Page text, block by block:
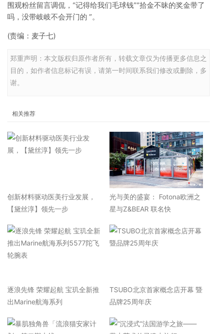
围观粉丝留言调侃，“记得给我们毛球钱”“拾金不昧的奖金带了
吗，没带岐岐不会开门的 ”。
(责编：麦子七)
郑重声明：本文版权归原作者所有，转载文章仅为传播更多信息之
目的，如作者信息标记有误，请第一时间联系我们修改或删除，多
谢。
相关推荐
​创新材料驱动医美行业发展，
【黛丝淳】领先一步
光与美的盛宴： Fotona欧洲之
星与Z&BEAR 联名快
逐浪先锋 荣耀起航 宝玑全新推
出Marine航海系列
TSUBO北京首家概念店开幕 暨
品牌25周年庆